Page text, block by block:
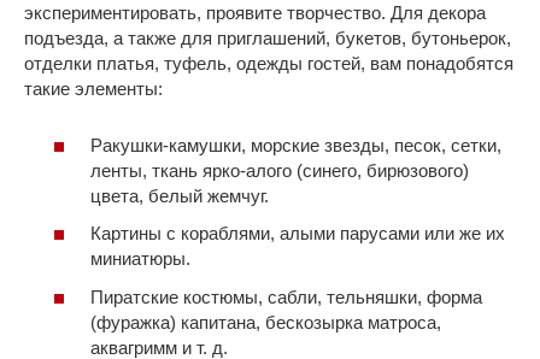
экспериментировать, проявите творчество. Для декора
подъезда, а также для приглашений, букетов, бутоньерок,
отделки платья, туфель, одежды гостей, вам понадобятся
такие элементы:
Ракушки-камушки, морские звезды, песок, сетки,
ленты, ткань ярко-алого (синего, бирюзового)
цвета, белый жемчуг.
Картины с кораблями, алыми парусами или же их
миниатюры.
Пиратские костюмы, сабли, тельняшки, форма
(фуражка) капитана, бескозырка матроса,
аквагримм и т. д.